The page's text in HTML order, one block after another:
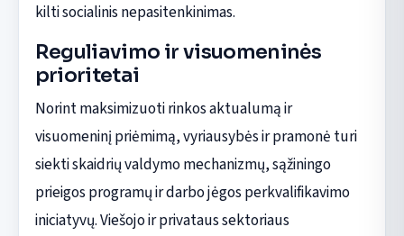
kilti socialinis nepasitenkinimas.
Reguliavimo ir visuomeninės
prioritetai
Norint maksimizuoti rinkos aktualumą ir
visuomeninį priėmimą, vyriausybės ir pramonė turi
siekti skaidrių valdymo mechanizmų, sąžiningo
prieigos programų ir darbo jėgos perkvalifikavimo
iniciatyvų. Viešojo ir privataus sektoriaus